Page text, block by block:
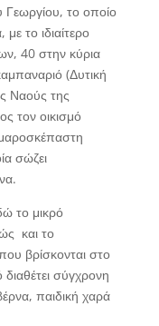
Γεωργίου, το οποίο
το ιδιαίτερο
40 στην κύρια
(Δυτική
Ναούς της
τον οικισμό
σώζει
το μικρό
και το
βρίσκονται στο
σύγχρονη
παιδική χαρά